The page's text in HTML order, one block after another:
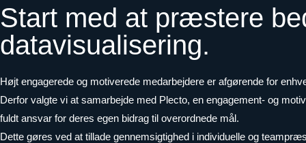
Start med at præstere
datavisualisering.
Højt engagerede og motiverede medarbejdere er afgørende for
Derfor valgte vi at samarbejde med Plecto, en engagement- og
fuldt ansvar for deres egen bidrag til overordnede mål.
Dette gøres ved at tillade gennemsigtighed i individuelle og